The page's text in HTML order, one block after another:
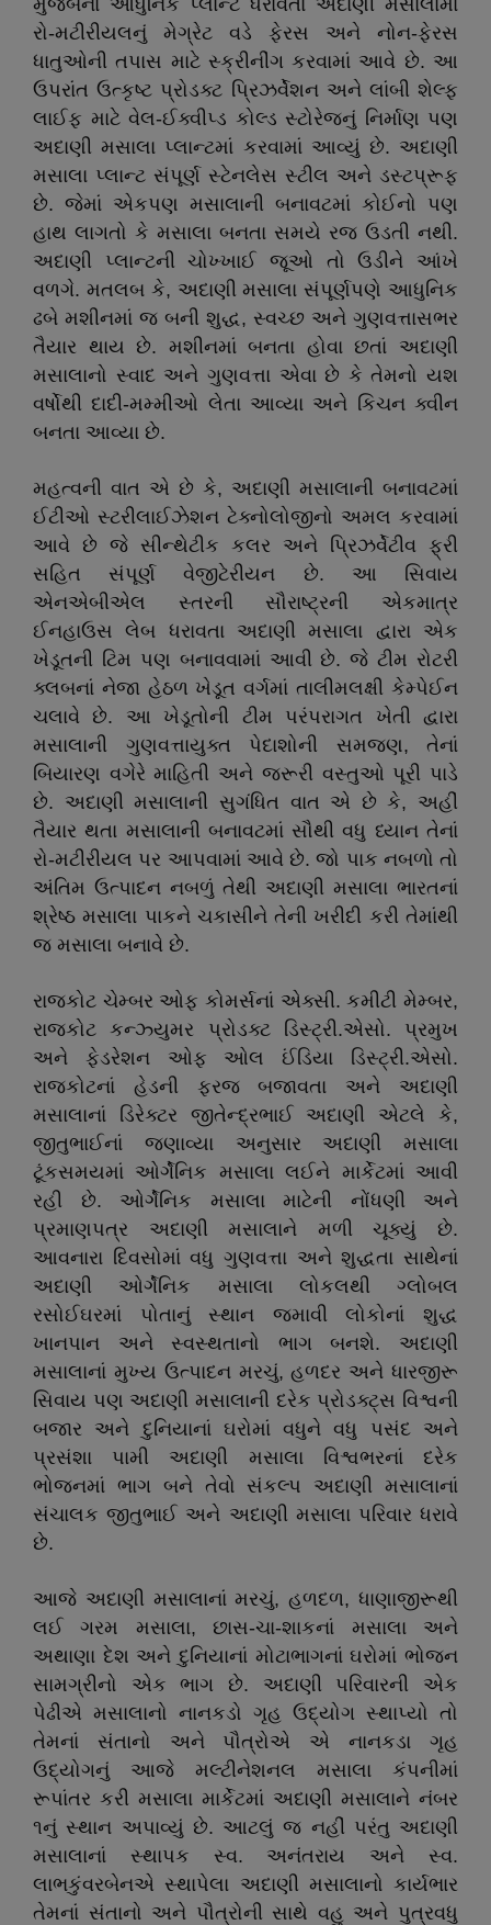
મુજબનાં આધુનિક પ્લાન્ટ ધરાવતા અદાણી મસાલામાં
રો-મટીરીયલનું મેગ્રેટ વડે ફેરસ અને નોન-ફેરસ
ધાતુઓની તપાસ માટે સ્ક્રીનીંગ કરવામાં આવે છે. આ
ઉપરાંત ઉત્કૃષ્ટ પ્રોડક્ટ પ્રિઝર્વેશન અને લાંબી શેલ્ફ
લાઈફ માટે વેલ-ઈક્વીપ્ડ કોલ્ડ સ્ટોરેજનું નિર્માણ પણ
અદાણી મસાલા પ્લાન્ટમાં કરવામાં આવ્યું છે. અદાણી
મસાલા પ્લાન્ટ સંપૂર્ણ સ્ટેનલેસ સ્ટીલ અને ડસ્ટપ્રૂફ
છે. જેમાં એકપણ મસાલાની બનાવટમાં કોઈનો પણ
હાથ લાગતો કે મસાલા બનતા સમયે રજ ઉડતી નથી.
અદાણી પ્લાન્ટની ચોખ્ખાઈ જૂઓ તો ઉડીને આંખે
વળગે. મતલબ કે, અદાણી મસાલા સંપૂર્ણપણે આધુનિક
ઢબે મશીનમાં જ બની શુદ્ધ, સ્વચ્છ અને ગુણવત્તાસભર
તૈયાર થાય છે. મશીનમાં બનતા હોવા છતાં અદાણી
મસાલાનો સ્વાદ અને ગુણવત્તા એવા છે કે તેમનો યશ
વર્ષોથી દાદી-મમ્મીઓ લેતા આવ્યા અને કિચન ક્વીન
બનતા આવ્યા છે.
મહત્વની વાત એ છે કે, અદાણી મસાલાની બનાવટમાં
ઈટીઓ સ્ટરીલાઈઝેશન ટેક્નોલોજીનો અમલ કરવામાં
આવે છે જે સીન્થેટીક કલર અને પ્રિઝર્વેટીવ ફ્રી
સહિત સંપૂર્ણ વેજીટેરીયન છે. આ સિવાય
એનએબીએલ સ્તરની સૌરાષ્ટ્રની એકમાત્ર
ઈનહાઉસ લેબ ધરાવતા અદાણી મસાલા દ્વારા એક
ખેડૂતની ટિમ પણ બનાવવામાં આવી છે. જે ટીમ રોટરી
ક્લબનાં નેજા હેઠળ ખેડૂત વર્ગમાં તાલીમલક્ષી કેમ્પેઈન
ચલાવે છે. આ ખેડૂતોની ટીમ પરંપરાગત ખેતી દ્વારા
મસાલાની ગુણવત્તાયુક્ત પેદાશોની સમજણ, તેનાં
બિયારણ વગેરે માહિતી અને જરૂરી વસ્તુઓ પૂરી પાડે
છે. અદાણી મસાલાની સુગંધિત વાત એ છે કે, અહીં
તૈયાર થતા મસાલાની બનાવટમાં સૌથી વધુ ધ્યાન તેનાં
રો-મટીરીયલ પર આપવામાં આવે છે. જો પાક નબળો તો
અંતિમ ઉત્પાદન નબળું તેથી અદાણી મસાલા ભારતનાં
શ્રેષ્ઠ મસાલા પાકને ચકાસીને તેની ખરીદી કરી તેમાંથી
જ મસાલા બનાવે છે.
રાજકોટ ચેમ્બર ઓફ કોમર્સનાં એક્સી. કમીટી મેમ્બર,
રાજકોટ કન્ઝ્યુમર પ્રોડક્ટ ડિસ્ટ્રી.એસો. પ્રમુખ
અને ફેડરેશન ઓફ ઓલ ઈંડિયા ડિસ્ટ્રી.એસો.
રાજકોટનાં હેડની ફરજ બજાવતા અને અદાણી
મસાલાનાં ડિરેક્ટર જીતેન્દ્રભાઈ અદાણી એટલે કે,
જીતુભાઈનાં જણાવ્યા અનુસાર અદાણી મસાલા
ટૂંકસમયમાં ઓર્ગેનિક મસાલા લઈને માર્કેટમાં આવી
રહી છે. ઓર્ગેનિક મસાલા માટેની નોંધણી અને
પ્રમાણપત્ર અદાણી મસાલાને મળી ચૂક્યું છે.
આવનારા દિવસોમાં વધુ ગુણવત્તા અને શુદ્ધતા સાથેનાં
અદાણી ઓર્ગેનિક મસાલા લોકલથી ગ્લોબલ
રસોઈઘરમાં પોતાનું સ્થાન જમાવી લોકોનાં શુદ્ધ
ખાનપાન અને સ્વસ્થતાનો ભાગ બનશે. અદાણી
મસાલાનાં મુખ્ય ઉત્પાદન મરચું, હળદર અને ધારજીરૂ
સિવાય પણ અદાણી મસાલાની દરેક પ્રોડક્ટ્સ વિશ્વની
બજાર અને દુનિયાનાં ઘરોમાં વધુને વધુ પસંદ અને
પ્રસંશા પામી અદાણી મસાલા વિશ્વભરનાં દરેક
ભોજનમાં ભાગ બને તેવો સંકલ્પ અદાણી મસાલાનાં
સંચાલક જીતુભાઈ અને અદાણી મસાલા પરિવાર ધરાવે
છે.
આજે અદાણી મસાલાનાં મરચું, હળદળ, ધાણાજીરૂથી
લઈ ગરમ મસાલા, છાસ-ચા-શાકનાં મસાલા અને
અથાણા દેશ અને દુનિયાનાં મોટાભાગનાં ઘરોમાં ભોજન
સામગ્રીનો એક ભાગ છે. અદાણી પરિવારની એક
પેઢીએ મસાલાનો નાનકડો ગૃહ ઉદ્યોગ સ્થાપ્યો તો
તેમનાં સંતાનો અને પૌત્રોએ એ નાનકડા ગૃહ
ઉદ્યોગનું આજે મલ્ટીનેશનલ મસાલા કંપનીમાં
રૂપાંતર કરી મસાલા માર્કેટમાં અદાણી મસાલાને નંબર
૧નું સ્થાન અપાવ્યું છે. આટલું જ નહીં પરંતુ અદાણી
મસાલાનાં સ્થાપક સ્વ. અનંતરાય અને સ્વ.
લાભકુંવરબેનએ સ્થાપેલા અદાણી મસાલાનો કાર્યભાર
તેમનાં સંતાનો અને પૌત્રોની સાથે વહુ અને પુત્રવધુ